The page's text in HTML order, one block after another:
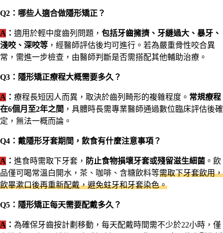
Q2：哪些人適合做隱形矯正？
A ： 適用於輕中度齒列問題， 包括牙齒擁擠、牙縫過大、暴牙、
淺咬、深咬等 ，經醫師評估後均可進行。若為嚴重骨性咬合異
常，需進一步檢查，由醫師判斷是否需搭配其他輔助治療。
Q3：隱形矯正療程大概需要多久？
A ： 療程長短因人而異，取決於齒列畸形的複雜程度。 常規療程
在6個月至2年之間 ，具體時長需專業醫師通過數位臨床評估後確
定，無法一概而論。
Q4：戴隱形牙套期間，飲食有什麼注意事項？
A ： 進食時需取下牙套， 防止食物損壞牙套或殘留滋生細菌 。飲
品僅可喝常溫白開水，茶、咖啡、含糖飲料等需取下牙套飲用，
飲畢漱口後再重新配戴，避免蛀牙和牙套染色。
Q5：隱形矯正每天需要配戴多久？
A ： 為確保牙齒按計劃移動，每天配戴時間需不少於22小時，僅